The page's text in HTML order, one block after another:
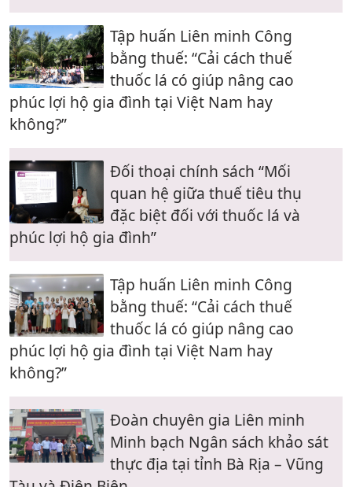
Tập huấn Liên minh Công
bằng thuế: “Cải cách thuế
thuốc lá có giúp nâng cao
phúc lợi hộ gia đình tại Việt Nam hay
không?”
Đối thoại chính sách “Mối
quan hệ giữa thuế tiêu thụ
đặc biệt đối với thuốc lá và
phúc lợi hộ gia đình”
Tập huấn Liên minh Công
bằng thuế: “Cải cách thuế
thuốc lá có giúp nâng cao
phúc lợi hộ gia đình tại Việt Nam hay
không?”
Đoàn chuyên gia Liên minh
Minh bạch Ngân sách khảo sát
thực địa tại tỉnh Bà Rịa – Vũng